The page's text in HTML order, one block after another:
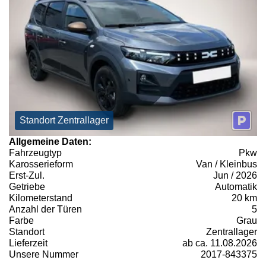
Standort Zentrallager
Allgemeine Daten:
Fahrzeugtyp
Pkw
Karosserieform
Van / Kleinbus
Erst-Zul.
Jun / 2026
Getriebe
Automatik
Kilometerstand
20 km
Anzahl der Türen
5
Farbe
Grau
Standort
Zentrallager
Lieferzeit
ab ca. 11.08.2026
Unsere Nummer
2017-843375